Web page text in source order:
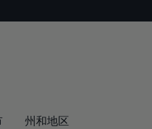
州和地区